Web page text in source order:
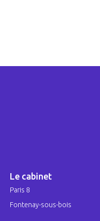
Le cabinet
Paris 8
Fontenay-sous-bois